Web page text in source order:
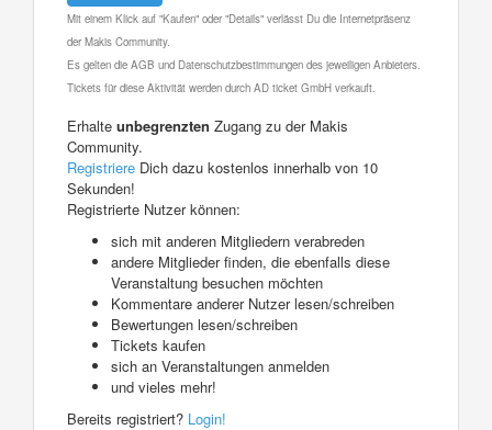
Mit einem Klick auf "Kaufen" oder "Details" verlässt Du die Internetpräsenz
der Makis Community.
Es gelten die AGB und Datenschutzbestimmungen des jeweiligen Anbieters.
Tickets für diese Aktivität werden durch AD ticket GmbH verkauft.
Erhalte unbegrenzten Zugang zu der Makis
Community.
Registriere Dich dazu kostenlos innerhalb von 10
Sekunden!
Registrierte Nutzer können:
sich mit anderen Mitgliedern verabreden
andere Mitglieder finden, die ebenfalls diese
Veranstaltung besuchen möchten
Kommentare anderer Nutzer lesen/schreiben
Bewertungen lesen/schreiben
Tickets kaufen
sich an Veranstaltungen anmelden
und vieles mehr!
Bereits registriert? Login!